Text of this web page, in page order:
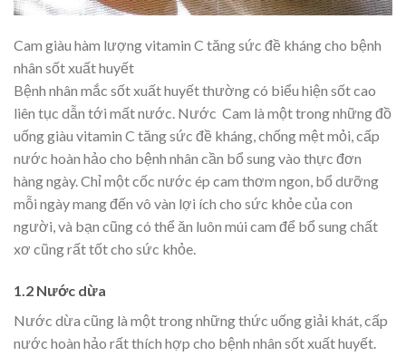
Cam giàu hàm lượng vitamin C tăng sức đề kháng cho bệnh
nhân sốt xuất huyết
Bệnh nhân mắc sốt xuất huyết thường có biểu hiện sốt cao
liên tục dẫn tới mất nước. Nước Cam là một trong những đồ
uống giàu vitamin C tăng sức đề kháng, chống mệt mỏi, cấp
nước hoàn hảo cho bệnh nhân cần bổ sung vào thực đơn
hàng ngày. Chỉ một cốc nước ép cam thơm ngon, bổ dưỡng
mỗi ngày mang đến vô vàn lợi ích cho sức khỏe của con
người, và bạn cũng có thể ăn luôn múi cam để bổ sung chất
xơ cũng rất tốt cho sức khỏe.
1.2 Nước dừa
Nước dừa cũng là một trong những thức uống giải khát, cấp
nước hoàn hảo rất thích hợp cho bệnh nhân sốt xuất huyết.